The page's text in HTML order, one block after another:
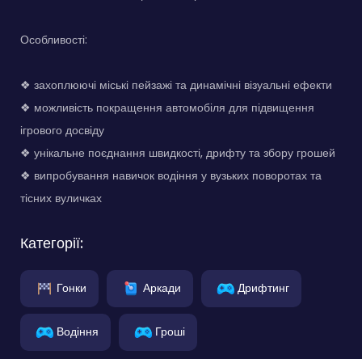
Особливості:
❖ захоплюючі міські пейзажі та динамічні візуальні ефекти
❖ можливість покращення автомобіля для підвищення
ігрового досвіду
❖ унікальне поєднання швидкості, дрифту та збору грошей
❖ випробування навичок водіння у вузьких поворотах та
тісних вуличках
Категорії:
Гонки Аркади Дрифтинг
Водіння Гроші